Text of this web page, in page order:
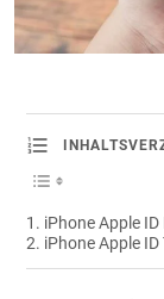
iPhone Apple
iPhone Apple